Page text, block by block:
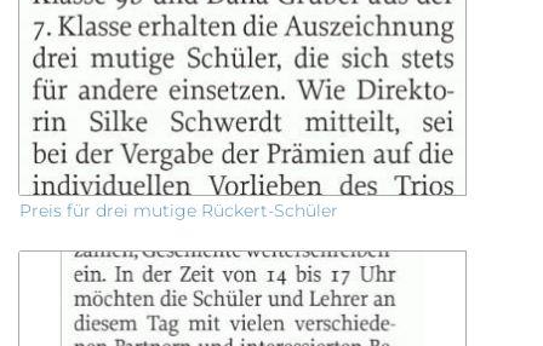
Preis für drei mutige Rückert-Schüler